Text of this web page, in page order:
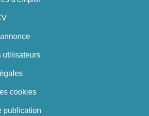
utilisateurs
cookies
publication